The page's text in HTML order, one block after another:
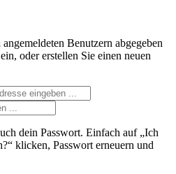
Benutzern abgegeben
oder erstellen Sie einen neuen
dein Passwort. Einfach auf „Ich
klicken, Passwort erneuern und